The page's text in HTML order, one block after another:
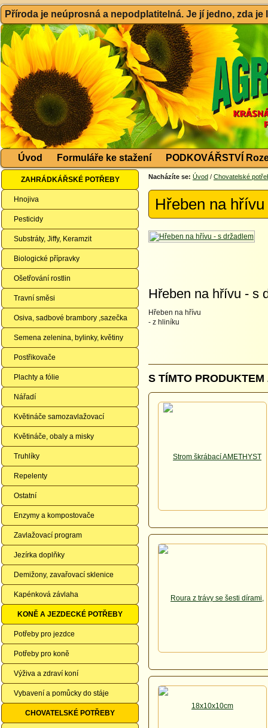
Příroda je neúprosná a nepodplatitelná. Je jí jedno, zda
Úvod Formuláře ke stažení PODKOVÁŘSTVÍ
ZAHRÁDKÁŘSKÉ POTŘEBY
Hnojiva
Pesticidy
Substráty, Jiffy, Keramzit
Biologické přípravky
Ošetřování rostlin
Travní směsi
Osiva, sadbové brambory ,sazečka
Semena zelenina, bylinky, květiny
Postřikovače
Plachty a fólie
Nářadí
Květináče samozavlažovací
Květináče, obaly a misky
Truhlíky
Repelenty
Ostatní
Enzymy a kompostovače
Zavlažovací program
Jezírka doplňky
Demižony, zavařovací sklenice
Kapénková závlaha
KONĚ A JEZDECKÉ POTŘEBY
Potřeby pro jezdce
Potřeby pro koně
Výživa a zdraví koní
Vybavení a pomůcky do stáje
CHOVATELSKÉ POTŘEBY
Nacházíte se: Úvod / Chovatelské
Hřeben na
Hřeben na hřívu - s
Hřeben na hřívu
- z hliníku
S TÍMTO